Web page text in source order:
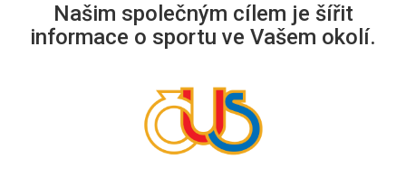
Našim společným cílem je šířit
informace o sportu ve Vašem okolí.